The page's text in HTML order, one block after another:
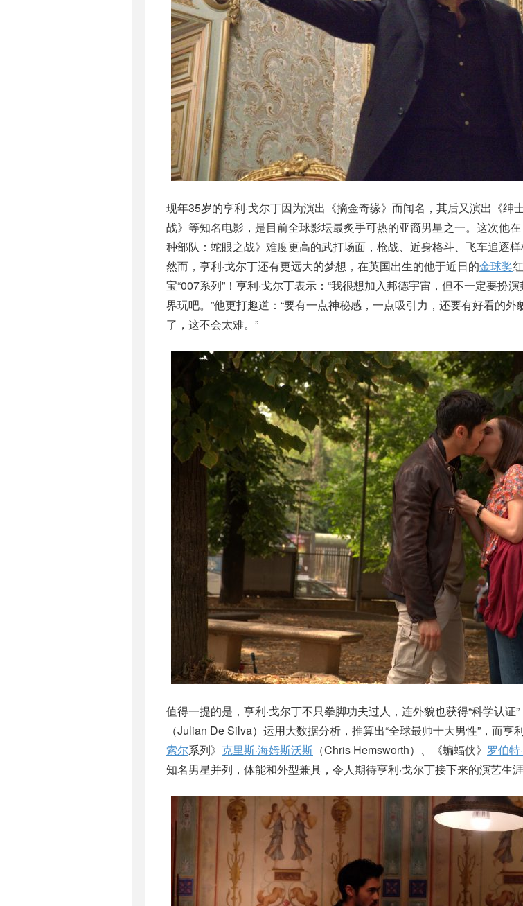
现年35岁的亨利·戈尔丁因为演出《摘金奇缘》而闻名，其后又演出《绅
战》等知名电影，是目前全球影坛最炙手可热的亚裔男星之一。这次他
种部队：蛇眼之战》难度更高的武打场面，枪战、近身格斗、飞车追逐
然而，亨利·戈尔丁还有更远大的梦想，在英国出生的他于近日的金球奖
宝“007系列”！亨利·戈尔丁表示：“我很想加入邦德宇宙，但不一定要
界玩吧。”他更打趣道：“要有一点神秘感，一点吸引力，还要有好看的
了，这不会太难。”
值得一提的是，亨利·戈尔丁不只拳脚功夫过人，连外貌也获得“科学认证
（Julian De Silva）运用大数据分析，推算出“全球最帅十大男性”，而亨
索尔系列》 克里斯·海姆斯沃斯 （Chris Hemsworth）、《蝙蝠侠》 罗伯特
知名男星并列，体能和外型兼具，令人期待亨利·戈尔丁接下来的演艺生涯